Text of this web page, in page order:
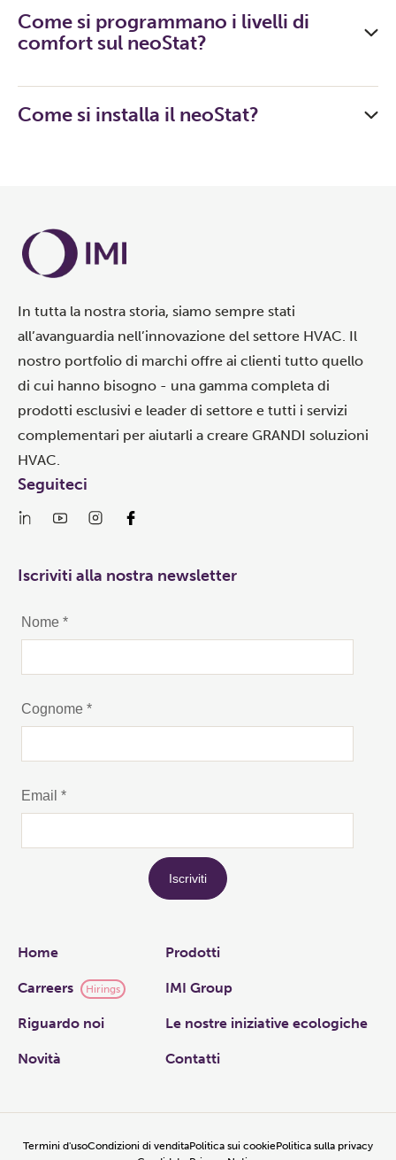
Come si programmano i livelli di
comfort sul neoStat?
Come si installa il neoStat?
In tutta la nostra storia, siamo sempre stati
all’avanguardia nell’innovazione del settore HVAC. Il
nostro portfolio di marchi offre ai clienti tutto quello
di cui hanno bisogno - una gamma completa di
prodotti esclusivi e leader di settore e tutti i servizi
complementari per aiutarli a creare GRANDI soluzioni
HVAC.
Links
Home Prodotti
Carreers Hirings IMI Group
Riguardo noi Le nostre iniziative ecologiche
Novità Contatti
Seguiteci
Iscriviti alla nostra newsletter
Termini d'usoCondizioni di venditaPolitica sui cookiePolitica sulla privacy